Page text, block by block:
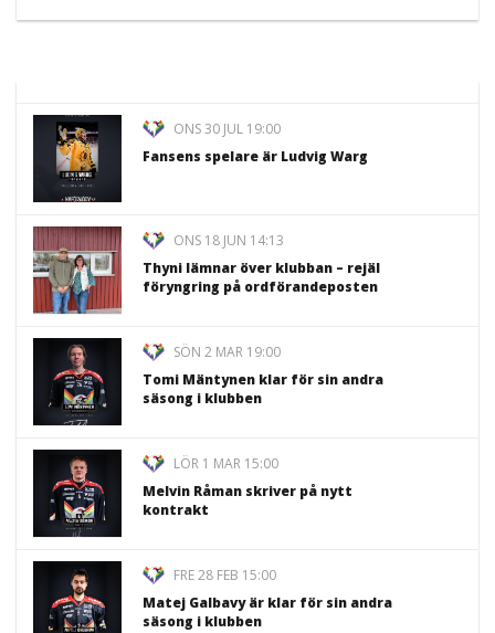
ONS 30 JUL 19:00
Fansens spelare är Ludvig Warg
ONS 18 JUN 14:13
Thyni lämnar över klubban – rejäl
föryngring på ordförandeposten
SÖN 2 MAR 19:00
Tomi Mäntynen klar för sin andra
säsong i klubben
LÖR 1 MAR 15:00
Melvin Råman skriver på nytt
kontrakt
FRE 28 FEB 15:00
Matej Galbavy är klar för sin andra
säsong i klubben